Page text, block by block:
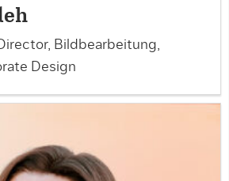
Bildbearbeitung,
Design